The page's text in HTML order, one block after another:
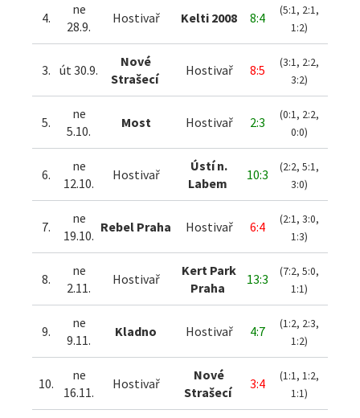
4.
ne
28.9.
Hostivař Kelti 2008 8:4
(5:1, 2:1,
1:2)
3. út 30.9.
Nové
Strašecí
Hostivař 8:5
(3:1, 2:2,
3:2)
5.
ne
5.10.
Most Hostivař 2:3
(0:1, 2:2,
0:0)
6.
ne
12.10.
Hostivař
Ústí n.
Labem
10:3
(2:2, 5:1,
3:0)
7.
ne
19.10.
Rebel Praha Hostivař 6:4
(2:1, 3:0,
1:3)
8.
ne
2.11.
Hostivař
Kert Park
Praha
13:3
(7:2, 5:0,
1:1)
9.
ne
9.11.
Kladno Hostivař 4:7
(1:2, 2:3,
1:2)
10.
ne
16.11.
Hostivař
Nové
Strašecí
3:4
(1:1, 1:2,
1:1)